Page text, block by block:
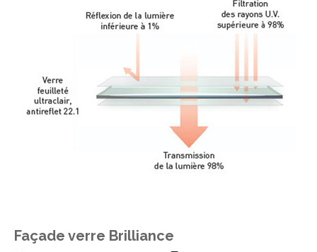
Façade verre Brilliance